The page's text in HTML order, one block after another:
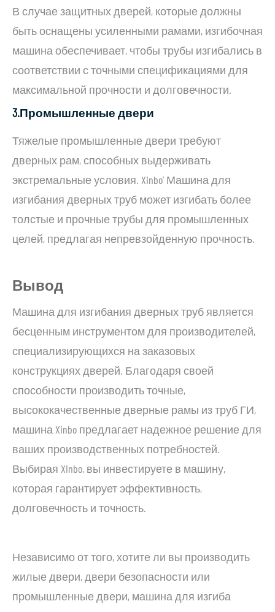
В случае защитных дверей, которые должны
быть оснащены усиленными рамами, изгибочная
машина обеспечивает, чтобы трубы изгибались в
соответствии с точными спецификациями для
максимальной прочности и долговечности.
3.Промышленные двери
Тяжелые промышленные двери требуют
дверных рам, способных выдерживать
экстремальные условия. Xinbo’ Машина для
изгибания дверных труб может изгибать более
толстые и прочные трубы для промышленных
целей, предлагая непревзойденную прочность.
Вывод
Машина для изгибания дверных труб является
бесценным инструментом для производителей,
специализирующихся на заказовых
конструкциях дверей. Благодаря своей
способности производить точные,
высококачественные дверные рамы из труб ГИ,
машина Xinbo предлагает надежное решение для
ваших производственных потребностей.
Выбирая Xinbo, вы инвестируете в машину,
которая гарантирует эффективность,
долговечность и точность.
Независимо от того, хотите ли вы производить
жилые двери, двери безопасности или
промышленные двери, машина для изгиба